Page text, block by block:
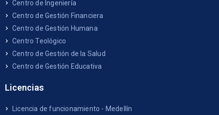
Centro de Ingeniería
Centro de Gestión Financiera
Centro de Gestión Humana
Centro Teológico
Centro de Gestión de la Salud
Centro de Gestión Educativa
Licencias
Licencia de funcionamiento - Medellín